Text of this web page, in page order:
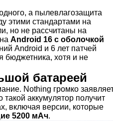
а пылевлагозащита
этими стандартами на
но не рассчитаны на
Android 16 с оболочкой
Android и 6 лет патчей
бюджетника, хотя и не
батареей
Nothing громко
такой аккумулятор получит
включая версии, которые
5200 мАч.